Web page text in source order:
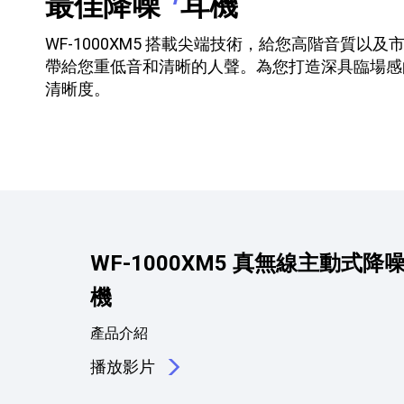
WF-1000XM5 搭載尖端技術，給您高階音質以及
帶給您重低音和清晰的人聲。為您打造深具臨場
清晰度。
WF-1000XM5 真無線主動式降
機
產品介紹
播放影片